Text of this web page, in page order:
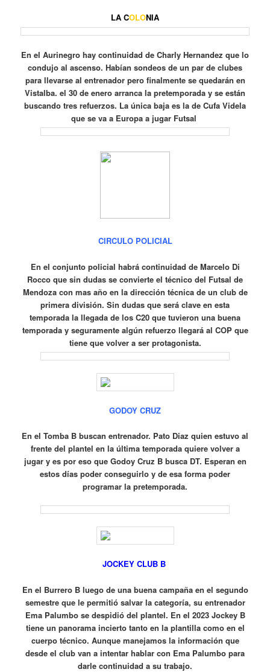
LA COLONIA
En el Aurinegro hay continuidad de Charly Hernandez que lo
condujo al ascenso. Habían sondeos de un par de clubes
para llevarse al entrenador pero finalmente se quedarán en
Vistalba. el 30 de enero arranca la pretemporada y se están
buscando tres refuerzos. La única baja es la de Cufa Videla
que se va a Europa a jugar Futsal
CIRCULO POLICIAL
En el conjunto policial habrá continuidad de Marcelo Di
Rocco que sin dudas se convierte el técnico del Futsal de
Mendoza con mas año en la dirección técnica de un club de
primera división. Sin dudas que será clave en esta
temporada la llegada de los C20 que tuvieron una buena
temporada y seguramente algún refuerzo llegará al COP que
tiene que volver a ser protagonista.
GODOY CRUZ
En el Tomba B buscan entrenador. Pato Diaz quien estuvo al
frente del plantel en la última temporada quiere volver a
jugar y es por eso que Godoy Cruz B busca DT. Esperan en
estos días poder conseguirlo y de esa forma poder
programar la pretemporada.
JOCKEY CLUB B
En el Burrero B luego de una buena campaña en el segundo
semestre que le permitió salvar la categoría, su entrenador
Ema Palumbo se despidió del plantel. En el 2023 Jockey B
tiene un panorama incierto tanto en la plantilla como en el
cuerpo técnico. Aunque manejamos la información que
desde el club van a intentar hablar con Ema Palumbo para
darle continuidad a su trabajo.